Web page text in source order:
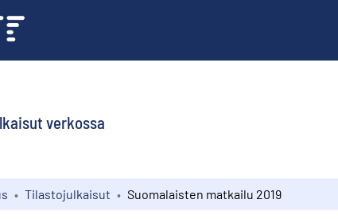
verkossa
Tilastojulkaisut Suomalaisten matkailu 2019